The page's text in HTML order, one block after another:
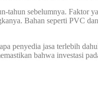
sebelumnya. Faktor
Bahan seperti PVC
penyedia jasa terlebih
bahwa investasi